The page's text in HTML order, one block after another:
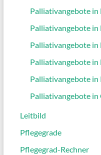
Palliativangebote
Palliativangebote in
Palliativangebote
Palliativangebote in
Palliativangebote in
Palliativangebote
Leitbild
Pflegegrade
Pflegegrad-Rechner